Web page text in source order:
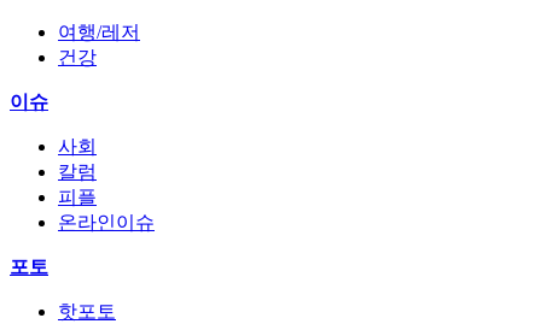
여행/레저
건강
이슈
사회
칼럼
피플
온라인이슈
포토
핫포토